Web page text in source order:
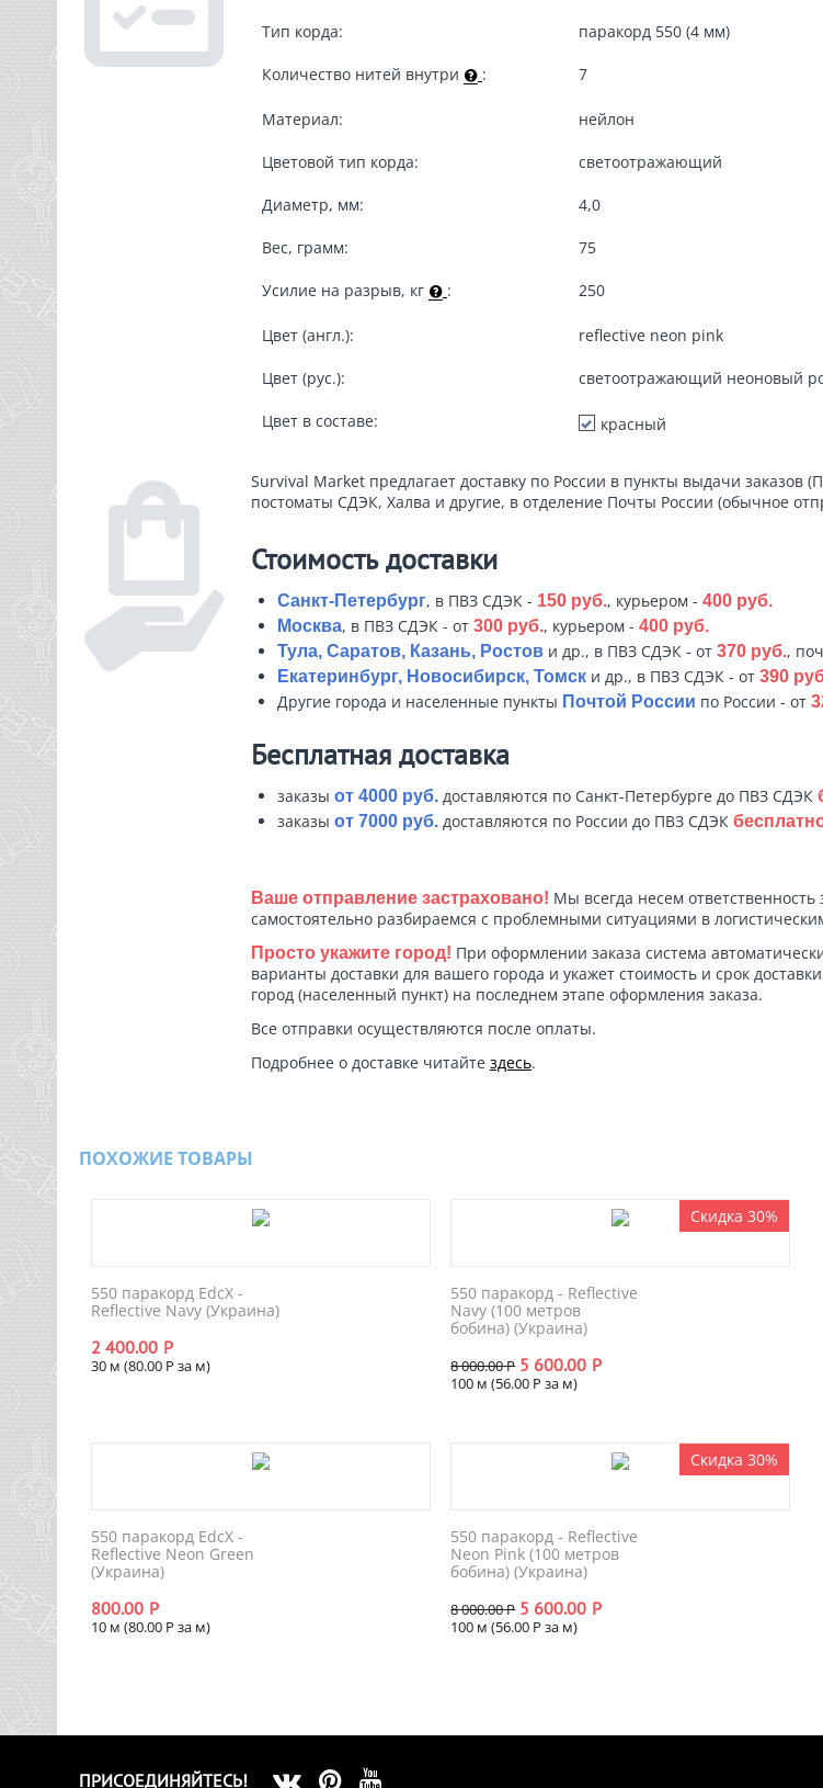
Тип корда: паракорд 550 (4 мм)
Количество нитей внутри : 7
Материал: нейлон
Цветовой тип корда: светоотражающий
Диаметр, мм: 4,0
Вес, грамм: 75
Усилие на разрыв, кг : 250
Цвет (англ.): reflective neon pink
Цвет (рус.): светоотражающий неоновый
Цвет в составе: красный
Survival Market предлагает доставку по России в пункты выдачи заказов
постоматы СДЭК, Халва и другие, в отделение Почты России (обычное
Стоимость доставки
Санкт-Петербург, в ПВЗ СДЭК - 150 руб., курьером - 400 руб.
Москва, в ПВЗ СДЭК - от 300 руб., курьером - 400 руб.
Тула, Саратов, Казань, Ростови др., в ПВЗ СДЭК - от 370 руб.,
Екатеринбург, Новосибирск, Томски др., в ПВЗ СДЭК - от 390
Другие города и населенные пункты Почтой России по России - от
Бесплатная доставка
заказы от 4000 руб.доставляются по Санкт-Петербурге до ПВЗ СДЭК
заказы от 7000 руб.доставляются по России до ПВЗ СДЭК
Ваше отправление застраховано! Мы всегда несем ответственность
самостоятельно разбираемся с проблемными ситуациями в
Просто укажите город! При оформлении заказа система
варианты доставки для вашего города и укажет стоимость и срок
город (населенный пункт) на последнем этапе оформления заказа.
Все отправки осуществляются после оплаты.
Подробнее о доставке читайте здесь.
ПОХОЖИЕ ТОВАРЫ
550 паракорд EdcX -
Reflective Navy (Украина)
2 400.00 Р
30 м (80.00 Р за м)
Скидка 30%
550 паракорд - Reflective
Navy (100 метров
бобина) (Украина)
8 000.00Р 5 600.00 Р
100 м (56.00 Р за м)
550 паракорд EdcX -
Reflective Neon Green
(Украина)
800.00 Р
10 м (80.00 Р за м)
Скидка 30%
550 паракорд - Reflective
Neon Pink (100 метров
бобина) (Украина)
8 000.00Р 5 600.00 Р
100 м (56.00 Р за м)
ПРИСОЕДИНЯЙТЕСЬ!